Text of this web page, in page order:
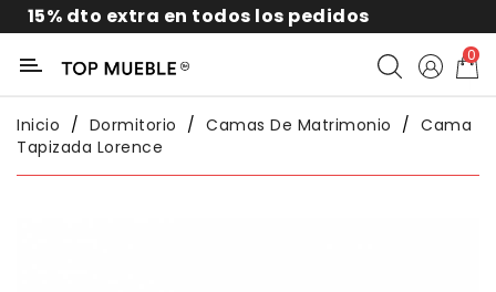
extra en todos los pedidos
Categoría
Packs
0
Inicio Dormitorio Camas De Matrimonio
Cama
Tapizada Lorence